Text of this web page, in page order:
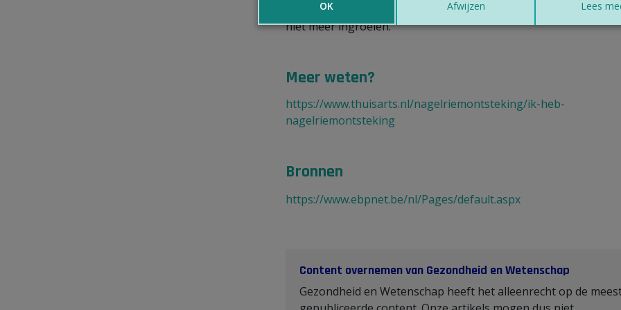
niet meer terug aangroeien. Je nagel is dan wat kleiner, maar
niet meer ingroeien.
Meer weten?
https://www.thuisarts.nl/nagelriemontsteking/ik-heb-
nagelriemontsteking
Bronnen
https://www.ebpnet.be/nl/Pages/default.aspx
Content overnemen van Gezondheid en Wetenschap
Gezondheid en Wetenschap heeft het alleenrecht op de
OK Afwijzen Lees